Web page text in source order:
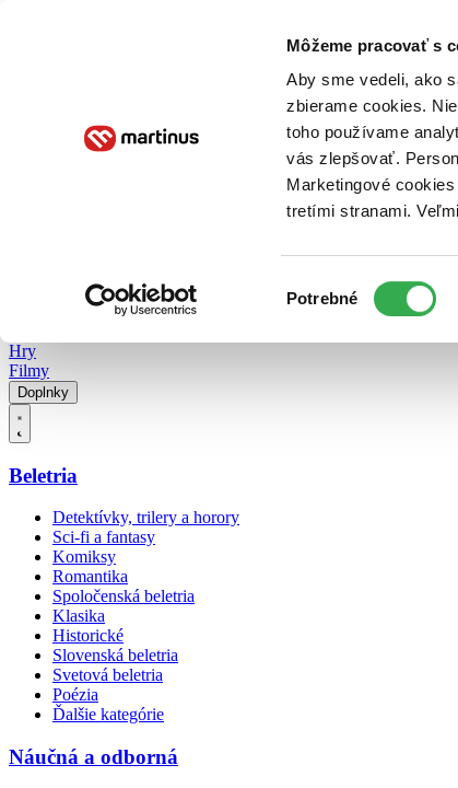
Môžeme pracovať s
Aby sme vedeli, ako
zbierame cookies.
toho používame
vás zlepšovať.
Marketingové
tretími stranami.
súhlasu
Potrebné
Poukážky
Hry
Filmy
Doplnky
Beletria
Detektívky, trilery a horory
Sci-fi a fantasy
Komiksy
Romantika
Spoločenská beletria
Klasika
Historické
Slovenská beletria
Svetová beletria
Poézia
Ďalšie kategórie
Náučná a odborná